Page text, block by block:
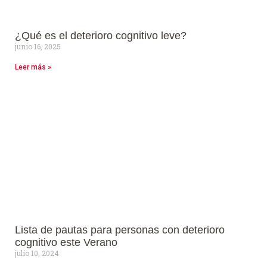
¿Qué es el deterioro cognitivo leve?
junio 16, 2025
Leer más »
Lista de pautas para personas con deterioro
cognitivo este Verano
julio 10, 2024